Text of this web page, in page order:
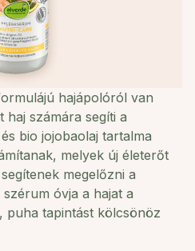
hajápolóról van
haj számára segíti a
bio jojobaolaj tartalma
melyek új életerőt
megelőzni a
óvja a hajat a
puha tapintást kölcsönöz